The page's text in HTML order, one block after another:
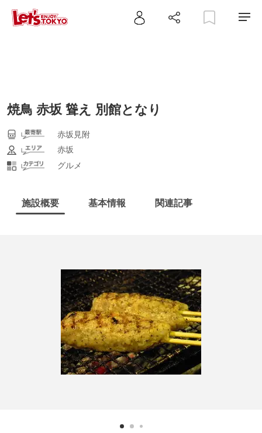
焼鳥 赤坂 聳え 別館となり
赤坂見附
赤坂
グルメ
施設概要 基本情報 関連記事